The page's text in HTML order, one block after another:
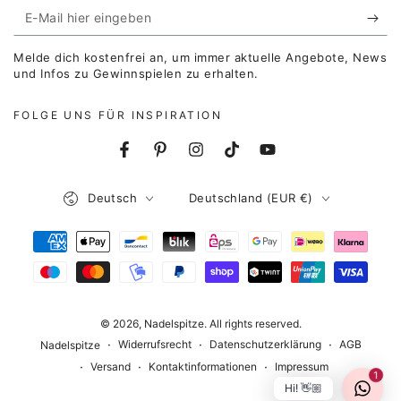
E-
Mail
hier
Melde dich kostenfrei an, um immer aktuelle Angebote, News
und Infos zu Gewinnspielen zu erhalten.
FOLGE UNS FÜR INSPIRATION
FacebookPinterestInstagramTikTokYouTube
© 2026, Nadelspitze. All rights reserved.
Nadelspitze
Widerrufsrecht Datenschutzerklärung
AGB
Versand
Kontaktinformationen Impressum
Deutsch Deutschland (EUR €)
Zahlungsmöglichkeiten
Hi! 👋🏼
1